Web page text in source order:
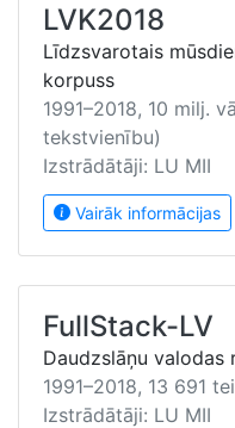
LVK2018
Līdzsvarotais
korpuss
1991–2018, 10 milj.
tekstvienību)
Izstrādātāji: LU MII
Vairāk informācijas
FullStack-LV
Daudzslāņu valodas
1991–2018, 13 691
Izstrādātāji: LU MII